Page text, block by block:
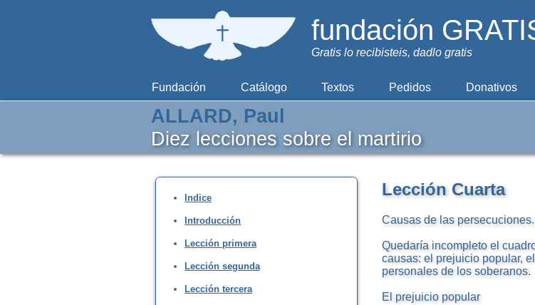
fundación
Gratis lo recibisteis, dadlo gratis
Fundación Catálogo Textos Pedidos Donativos
ALLARD, Paul
Diez lecciones sobre el martirio
Indice
Introducción
Lección primera
Lección segunda
Lección tercera
Lección Cuarta
Causas de las
Quedaría incompleto el
causas: el prejuicio popular,
personales de los soberanos.
El prejuicio popular